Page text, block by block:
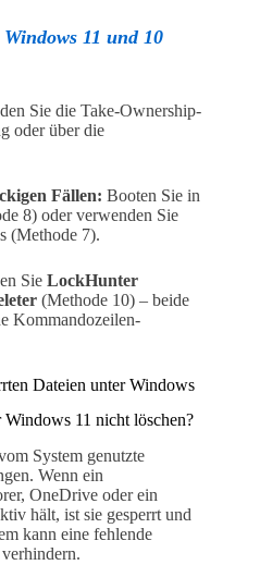
11 und 10
Sie die Take-Ownership-
oder über die
Fällen: Booten Sie in
8) oder verwenden Sie
(Methode 7).
Sie LockHunter
(Methode 10) – beide
Kommandozeilen-
Dateien unter Windows
11 nicht löschen?
System genutzte
Wenn ein
OneDrive oder ein
hält, ist sie gesperrt und
kann eine fehlende